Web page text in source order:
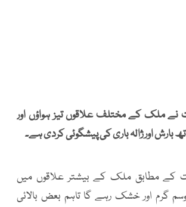
ملک کے مختلف علاقوں تیز ہواؤں اور
اور ژالہ باری کی پیشگوئی کردی ہے۔
کے مطابق ملک کے بیشتر علاقوں میں
گرم اور خشک رہے گا تاہم بعض بالائی